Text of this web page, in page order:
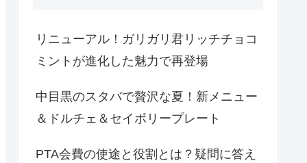
リニューアル！ガリガリ君リッチチョコ
ミントが進化した魅力で再登場
中目黒のスタバで贅沢な夏！新メニュー
＆ドルチェ＆セイボリープレート
PTA会費の使途と役割とは？疑問に答え